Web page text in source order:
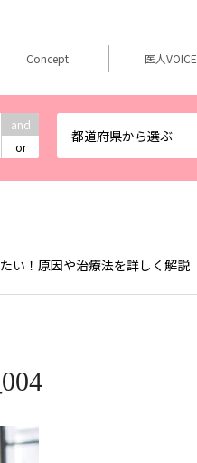
and
or
都道府県から選ぶ
Concept 医人VOICE
い！原因や治療法を詳しく解説